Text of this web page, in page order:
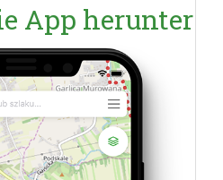
App herunter